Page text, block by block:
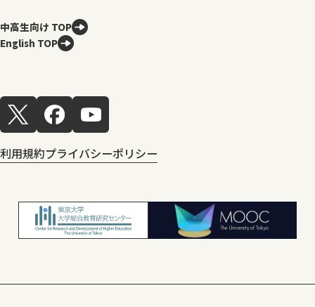
中高生向け TOP
English TOP
利用規約プライバシーポリシー